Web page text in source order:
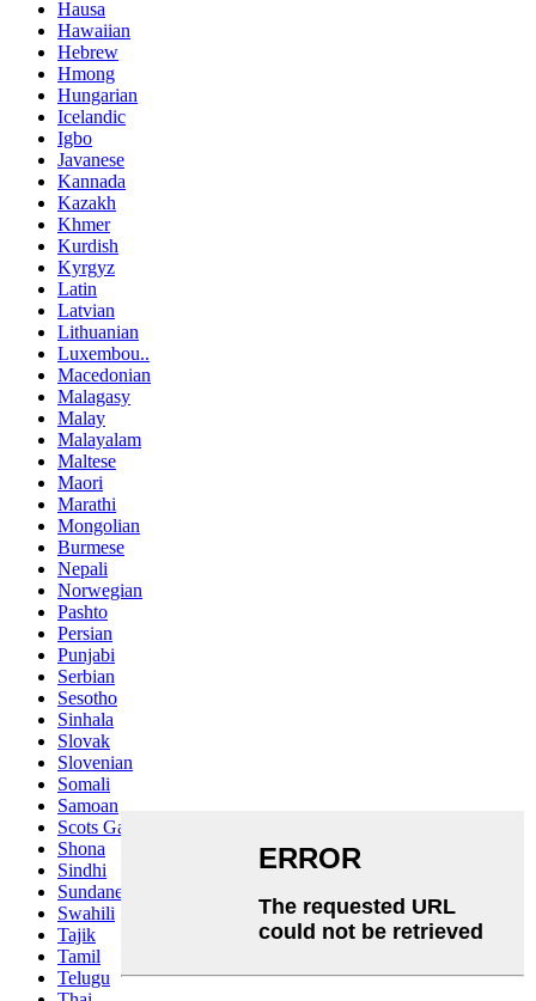
Hausa
Hawaiian
Hebrew
Hmong
Hungarian
Icelandic
Igbo
Javanese
Kannada
Kazakh
Khmer
Kurdish
Kyrgyz
Latin
Latvian
Lithuanian
Luxembou..
Macedonian
Malagasy
Malay
Malayalam
Maltese
Maori
Marathi
Mongolian
Burmese
Nepali
Norwegian
Pashto
Persian
Punjabi
Serbian
Sesotho
Sinhala
Slovak
Slovenian
Somali
Samoan
Scots Gaelic
Shona
Sindhi
Sundanese
Swahili
Tajik
Tamil
Telugu